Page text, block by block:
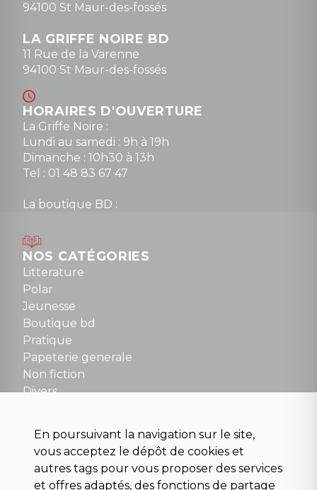
94100 St Maur-des-fossés
LA GRIFFE NOIRE BD
11 Rue de la Varenne
94100 St Maur-des-fossés
HORAIRES D'OUVERTURE
La Griffe Noire :
Lundi au samedi : 9h à 19h
Dimanche : 10h30 à 13h
Tel : 01 48 83 67 47
La boutique BD :
Mardi au samedi : 10h à 13h / 14h à 19h
Dimanche : 10h30 à 12h30
Tel : 01 48 89 13 88
Fermé le dimanche en Juillet et Août
NOUS CONTACTER
contact@la-griffe-noire.com
NOS CATÉGORIES
Litterature
Polar
Jeunesse
Boutique bd
Pratique
Papeterie generale
Non fiction
Divers
Para scolaire
Histoire
Pochoteque
En poursuivant la navigation sur le site,
vous acceptez le dépôt de cookies et
autres tags pour vous proposer des services
et offres adaptés, des fonctions de partage